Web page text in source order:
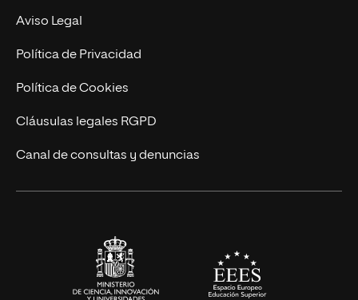
Experto Universitario
Postgrados
Cursos Universitarios
Nuestro Equipo
Trabaja en UNIR
Actualidad
UNIR Revista
Eventos
Aviso Legal
Política de Privacidad
Política de Cookies
Cláusulas legales RGPD
Canal de consultas y denuncias